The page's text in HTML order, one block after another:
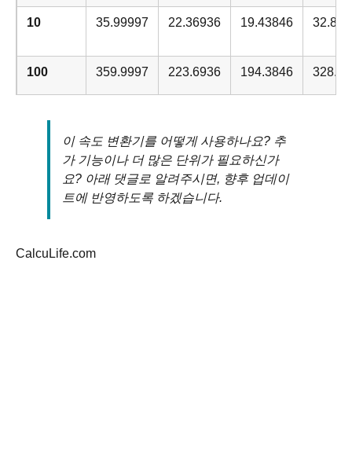
10 35.99997 22.36936 19.43846
100 359.9997 223.6936 194.3846
1000
35999.97 22369.36 19438.46
1000000
1.00E-
이 속도 변환기를 어떻게 사용하나요? 추
가 기능이나 더 많은 단위가 필요하신가
요? 아래 댓글로 알려주시면, 향후 업데이
트에 반영하도록 하겠습니다.
CalcuLife.com